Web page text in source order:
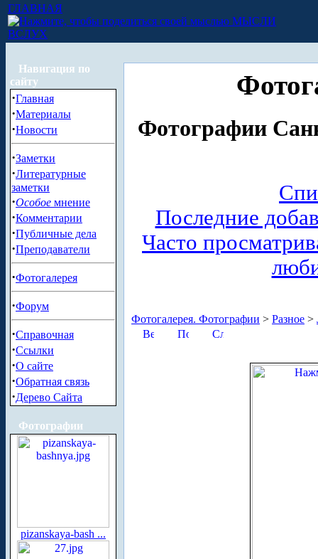
ГЛАВНАЯ
МЫСЛИ
ВСЛУХ
Навигация по
сайту
·Главная
·Материалы
·Новости
·Заметки
·Литературные
заметки
·Особое мнение
·Комментарии
·Публичные дела
·Преподаватели
·Фотогалерея
·Форум
·Справочная
·Ссылки
·О сайте
·Обратная связь
·Дерево Сайта
Фотографии
pizanskaya-bash ...
Фотографии
Последние
Часто
Фотогалерея. Фотографии > Разное >